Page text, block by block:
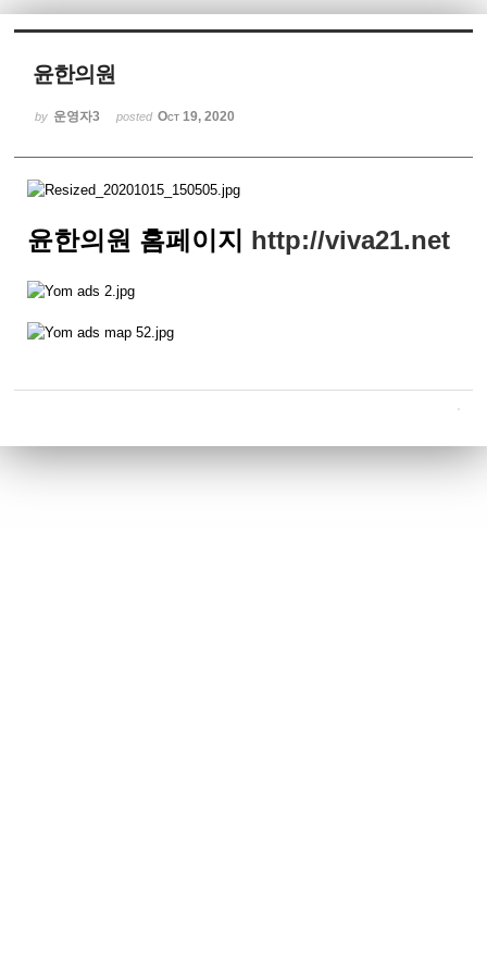
윤한의원
by 운영자3 posted Oct 19, 2020
윤한의원 홈페이지 http://viva21.net
Sketchbook5, 스케치북5
Sketchbook5, 스케치북5